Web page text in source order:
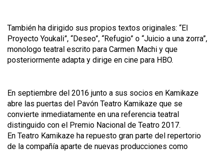
También ha dirigido sus propios textos originales: “El
Proyecto Youkali”, “Deseo”, “Refugio” o “Juicio a una zorra”,
monologo teatral escrito para Carmen Machi y que
posteriormente adapta y dirige en cine para HBO.
En septiembre del 2016 junto a sus socios en Kamikaze
abre las puertas del Pavón Teatro Kamikaze que se
convierte inmediatamente en una referencia teatral
distinguido con el Premio Nacional de Teatro 2017.
En Teatro Kamikaze ha repuesto gran parte del repertorio
de la compañía aparte de nuevas producciones como